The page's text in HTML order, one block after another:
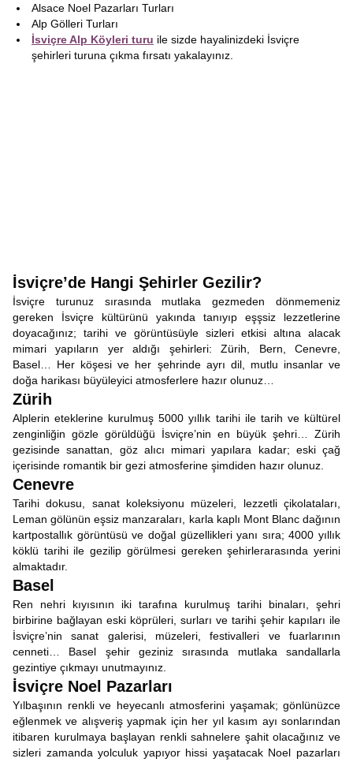
Alsace Noel Pazarları Turları
Alp Gölleri Turları
İsviçre Alp Köyleri turu ile sizde hayalinizdeki İsviçre
şehirleri turuna çıkma fırsatı yakalayınız.
İsviçre’de Hangi Şehirler Gezilir?
İsviçre turunuz sırasında mutlaka gezmeden dönmemeniz
gereken İsviçre kültürünü yakında tanıyıp eşşsiz lezzetlerine
doyacağınız; tarihi ve görüntüsüyle sizleri etkisi altına alacak
mimari yapıların yer aldığı şehirleri: Zürih, Bern, Cenevre,
Basel… Her köşesi ve her şehrinde ayrı dil, mutlu insanlar ve
doğa harikası büyüleyici atmosferlere hazır olunuz…
Zürih
Alplerin eteklerine kurulmuş 5000 yıllık tarihi ile tarih ve kültürel
zenginliğin gözle görüldüğü İsviçre’nin en büyük şehri… Zürih
gezisinde sanattan, göz alıcı mimari yapılara kadar; eski çağ
içerisinde romantik bir gezi atmosferine şimdiden hazır olunuz.
Cenevre
Tarihi dokusu, sanat koleksiyonu müzeleri, lezzetli çikolataları,
Leman gölünün eşsiz manzaraları, karla kaplı Mont Blanc dağının
kartpostallık görüntüsü ve doğal güzellikleri yanı sıra; 4000 yıllık
köklü tarihi ile gezilip görülmesi gereken şehirlerarasında yerini
almaktadır.
Basel
Ren nehri kıyısının iki tarafına kurulmuş tarihi binaları, şehri
birbirine bağlayan eski köprüleri, surları ve tarihi şehir kapıları ile
İsviçre’nin sanat galerisi, müzeleri, festivalleri ve fuarlarının
cenneti… Basel şehir geziniz sırasında mutlaka sandallarla
gezintiye çıkmayı unutmayınız.
İsviçre Noel Pazarları
Yılbaşının renkli ve heyecanlı atmosferini yaşamak; gönlünüzce
eğlenmek ve alışveriş yapmak için her yıl kasım ayı sonlarından
itibaren kurulmaya başlayan renkli sahnelere şahit olacağınız ve
sizleri zamanda yolculuk yapıyor hissi yaşatacak Noel pazarları